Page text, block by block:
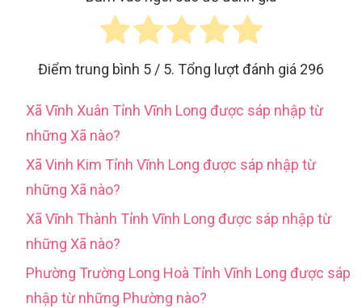
Điểm trung bình 5 / 5. Tổng lượt đánh giá 296
Xã Vĩnh Xuân Tỉnh Vĩnh Long được sáp nhập từ
những Xã nào?
Xã Vinh Kim Tỉnh Vĩnh Long được sáp nhập từ
những Xã nào?
Xã Vĩnh Thành Tỉnh Vĩnh Long được sáp nhập từ
những Xã nào?
Phường Trường Long Hoà Tỉnh Vĩnh Long được sáp
nhập từ những Phường nào?